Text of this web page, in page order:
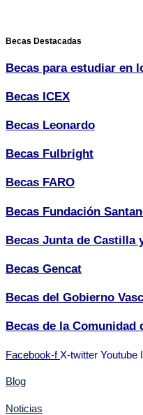
Becas Destacadas
Becas para estudiar en
Becas ICEX
Becas Leonardo
Becas Fulbright
Becas FARO
Becas Fundación
Becas Junta de Castilla
Becas Gencat
Becas del Gobierno
Becas de la Comunidad
Facebook-f X-twitter Youtube
Blog
Noticias